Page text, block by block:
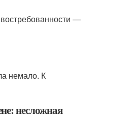
—
немало. К
несложная